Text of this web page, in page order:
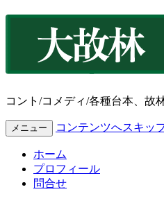
コント/コメディ/各種台本、故
メニュー コンテンツへスキッ
ホーム
プロフィール
問合せ